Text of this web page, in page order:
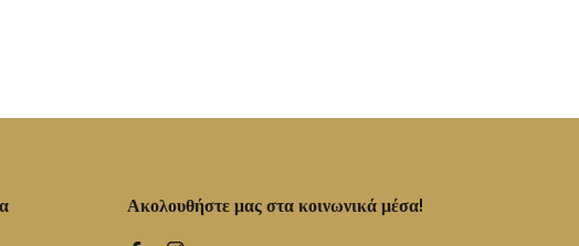
Ακολουθήστε μας στα κοινωνικά μέσα!